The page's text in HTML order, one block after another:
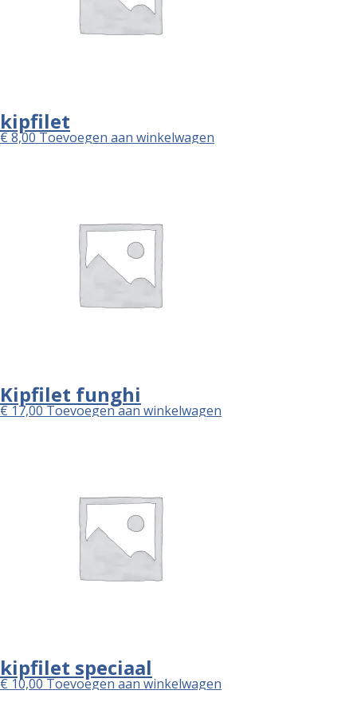
kipfilet
€8,00Toevoegen aan winkelwagen
Kipfilet funghi
€17,00Toevoegen aan winkelwagen
kipfilet speciaal
€10,00Toevoegen aan winkelwagen